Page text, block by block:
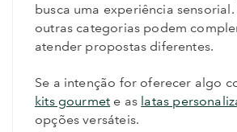
busca uma experiência
outras categorias podem
atender propostas diferentes.
Se a intenção for oferecer algo
kits gourmet e as latas
opções versáteis.